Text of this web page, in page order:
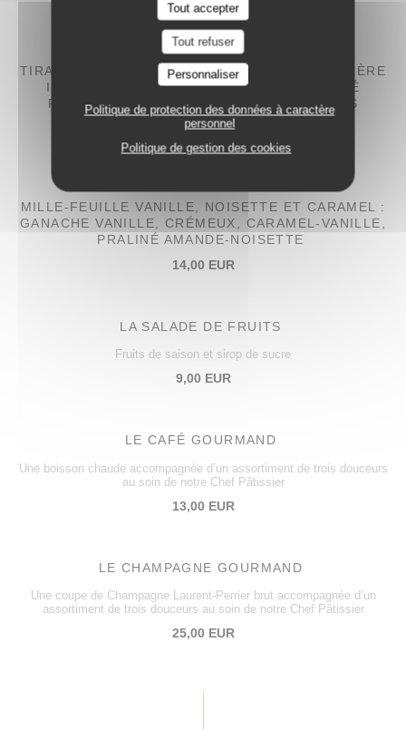
Tout accepter
Tout refuser
Personnaliser
Politique de protection des données à caractère
personnel
Politique de gestion des cookies
12,00 EUR
TIRAMISU PISTACHE-FRAISE : BISCUITS CUILLÈRE
IMBIBÉS D’UN COULIS DE FRAISE, PRALINÉ
PISTACHE ET COULIS DE FRAISE, FRAISES
FRAÎCHES ET CRÈME MASCARPONE
14,00 EUR
MILLE-FEUILLE VANILLE, NOISETTE ET CARAMEL :
GANACHE VANILLE, CRÉMEUX, CARAMEL-VANILLE,
PRALINÉ AMANDE-NOISETTE
14,00 EUR
LA SALADE DE FRUITS
Fruits de saison et sirop de sucre
9,00 EUR
LE CAFÉ GOURMAND
Une boisson chaude accompagnée d’un assortiment de trois douceurs
au soin de notre Chef Pâtissier
13,00 EUR
LE CHAMPAGNE GOURMAND
Une coupe de Champagne Laurent-Perrier brut accompagnée d’un
assortiment de trois douceurs au soin de notre Chef Pâtissier
25,00 EUR